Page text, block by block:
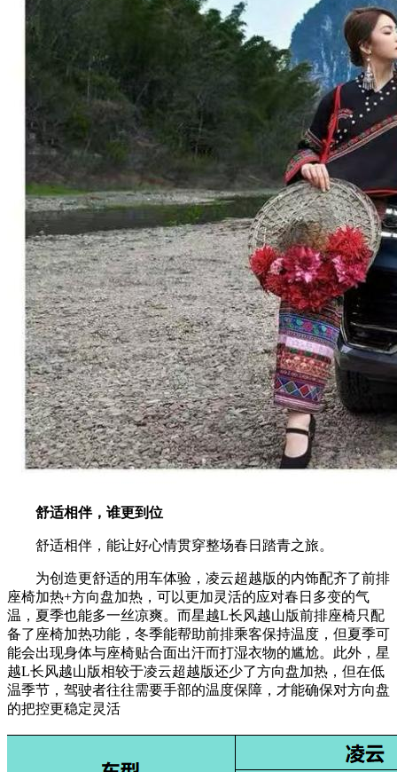
舒适相伴，谁更到位
舒适相伴，能让好心情贯穿整场春日踏青之旅。
为创造更舒适的用车体验，凌云超越版的内饰配齐了前排
座椅加热+方向盘加热，可以更加灵活的应对春日多变的气
温，夏季也能多一丝凉爽。而星越L长风越山版前排座椅只配
备了座椅加热功能，冬季能帮助前排乘客保持温度，但夏季可
能会出现身体与座椅贴合面出汗而打湿衣物的尴尬。此外，星
越L长风越山版相较于凌云超越版还少了方向盘加热，但在低
温季节，驾驶者往往需要手部的温度保障，才能确保对方向盘
的把控更稳定灵活